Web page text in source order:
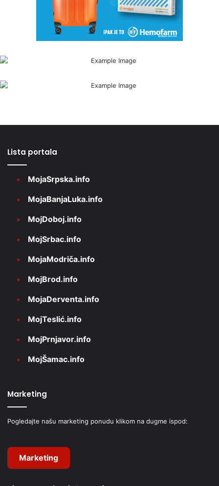
Lista portala
MojaSrpska.info
MojaBanjaLuka.info
MojDoboj.info
MojSrbac.info
MojaModriča.info
MojBrod.info
MojaDerventa.info
MojTeslić.info
MojPrnjavor.info
MojŠamac.info
Marketing
Pogledajte našu marketing ponudu klikom na dugme ispod:
Marketing